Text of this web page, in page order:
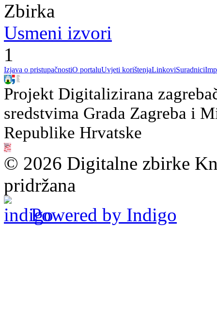
Zbirka
Usmeni izvori
1
Izjava o pristupačnostiO portaluUvjeti korištenjaLinkoviSuradnici
Projekt Digitalizirana
sredstvima Grada Zagreba i
Republike Hrvatske
© 2026 Digitalne zbirke
pridržana
Powered by Indigo